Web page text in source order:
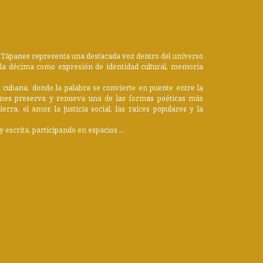
representa una destacada voz dentro del universo
décima como expresión de identidad cultural, memoria
donde la palabra se convierte en puente entre la
preserva y renueva una de las formas poéticas más
el amor, la justicia social, las raíces populares y la
participando en espacios ...